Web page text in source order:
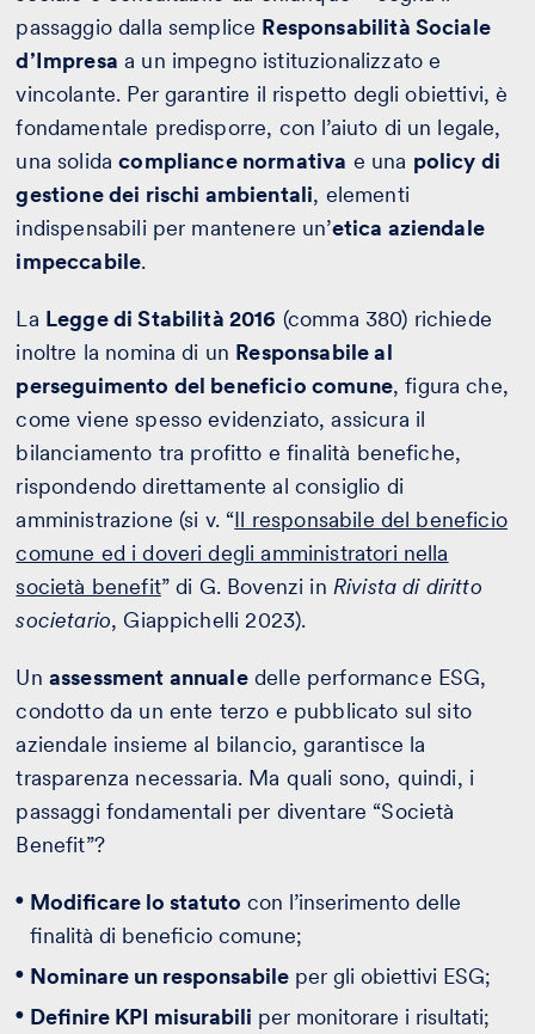
passaggio dalla semplice Responsabilità Sociale
d’Impresa a un impegno istituzionalizzato e
vincolante. Per garantire il rispetto degli obiettivi, è
fondamentale predisporre, con l’aiuto di un legale,
una solidacompliance normativa e una policy di
gestione dei rischi ambientali, elementi
indispensabili per mantenere un’etica aziendale
impeccabile.
La Legge di Stabilità 2016 (comma 380) richiede
inoltre la nomina di un Responsabile al
perseguimento del beneficio comune, figura che,
come viene spesso evidenziato, assicura il
bilanciamento tra profitto e finalità benefiche,
rispondendo direttamente al consiglio di
amministrazione (si v. “Il responsabile del beneficio
comune ed i doveri degli amministratori nella
società benefit” di G. Bovenzi in Rivista di diritto
societario, Giappichelli 2023).
Un assessment annualedelle performance ESG,
condotto da un ente terzo e pubblicato sul sito
aziendale insieme al bilancio, garantisce la
trasparenza necessaria. Ma quali sono, quindi, i
passaggi fondamentali per diventare “Società
Benefit”?
Modificare lo statuto con l’inserimento delle
finalità di beneficio comune;
Nominare un responsabile per gli obiettivi ESG;
Definire KPI misurabili per monitorare i risultati;